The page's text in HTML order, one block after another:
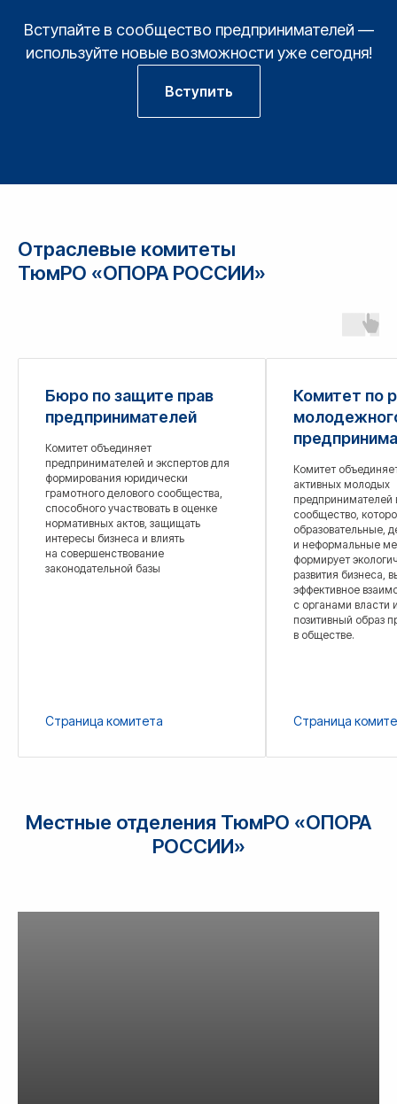
Вступайте в сообщество предпринимателей —
используйте новые возможности уже сегодня!
Вступить
Отраслевые комитеты
ТюмРО «ОПОРА РОССИИ»
Бюро по защите прав
предпринимателей
Комитет объединяет
предпринимателей и экспертов для
формирования юридически
грамотного делового сообщества,
способного участвовать в оценке
нормативных актов, защищать
интересы бизнеса и влиять
на совершенствование
законодательной базы
Страница комитета
Комитет по
Комитет
активных молодых
предпринимателей
сообщество,
образовательные,
и неформальные
формирует
развития бизнеса,
эффективное
с органами власти
позитивный образ
в обществе.
Страница
Местные отделения ТюмРО «ОПОРА
РОССИИ»